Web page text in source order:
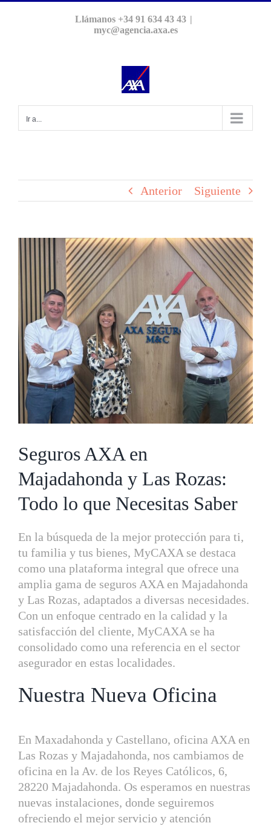
Llámanos +34 91 634 43 43 |
myc@agencia.axa.es
Ir a...
Anterior Siguiente
Ver
imagen
más
grande
Seguros AXA en
Majadahonda y Las Rozas:
Todo lo que Necesitas Saber
En la búsqueda de la mejor protección para ti,
tu familia y tus bienes, MyCAXA se destaca
como una plataforma integral que ofrece una
amplia gama de seguros AXA en Majadahonda
y Las Rozas, adaptados a diversas necesidades.
Con un enfoque centrado en la calidad y la
satisfacción del cliente, MyCAXA se ha
consolidado como una referencia en el sector
asegurador en estas localidades.
Nuestra Nueva Oficina
En Maxadahonda y Castellano, oficina AXA en
Las Rozas y Majadahonda, nos cambiamos de
oficina en la Av. de los Reyes Católicos, 6,
28220 Majadahonda. Os esperamos en nuestras
nuevas instalaciones, donde seguiremos
ofreciendo el mejor servicio y atención